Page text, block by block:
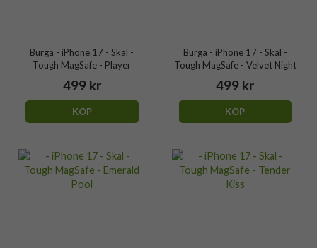
Burga - iPhone 17 - Skal -
Tough MagSafe - Player
499 kr
KÖP
Burga - iPhone 17 - Skal -
Tough MagSafe - Velvet Night
499 kr
KÖP